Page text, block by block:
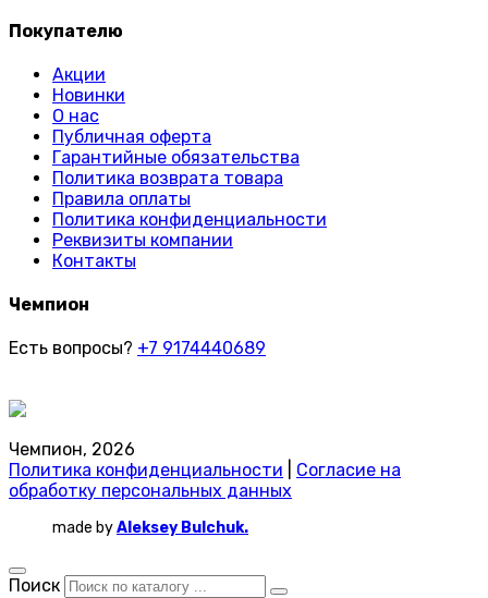
Покупателю
Акции
Новинки
О нас
Публичная оферта
Гарантийные обязательства
Политика возврата товара
Правила оплаты
Политика конфиденциальности
Реквизиты компании
Контакты
Чемпион
Есть вопросы? +7 9174440689
Чемпион, 2026
Политика конфиденциальности
Согласие на
обработку персональных данных
made byAleksey Bulchuk.
Поиск